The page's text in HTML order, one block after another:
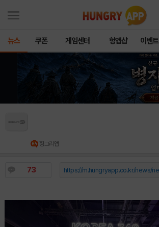
뉴스 쿠폰 게임센터 헝앱샵 이벤트
헝그리앱
73